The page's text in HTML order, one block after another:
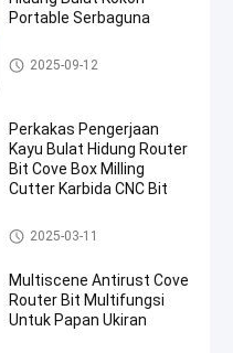
Portable Serbaguna
Membentuk Bit Router
2025-09-12
Perkakas Pengerjaan
Kayu Bulat Hidung Router
Bit Cove Box Milling
Cutter Karbida CNC Bit
Membentuk Bit Router
2025-03-11
Multiscene Antirust Cove
Router Bit Multifungsi
Untuk Papan Ukiran